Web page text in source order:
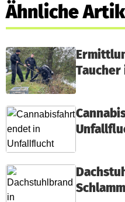
Ähnliche
Taucher